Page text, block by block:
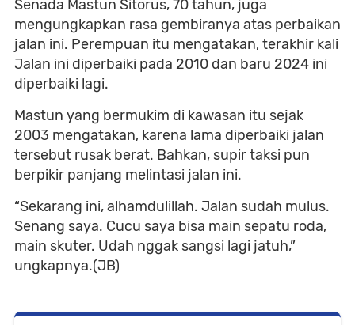
Senada Mastun Sitorus, 70 tahun, juga
mengungkapkan rasa gembiranya atas perbaikan
jalan ini. Perempuan itu mengatakan, terakhir kali
Jalan ini diperbaiki pada 2010 dan baru 2024 ini
diperbaiki lagi.
Mastun yang bermukim di kawasan itu sejak
2003 mengatakan, karena lama diperbaiki jalan
tersebut rusak berat. Bahkan, supir taksi pun
berpikir panjang melintasi jalan ini.
“Sekarang ini, alhamdulillah. Jalan sudah mulus.
Senang saya. Cucu saya bisa main sepatu roda,
main skuter. Udah nggak sangsi lagi jatuh,”
ungkapnya.(JB)